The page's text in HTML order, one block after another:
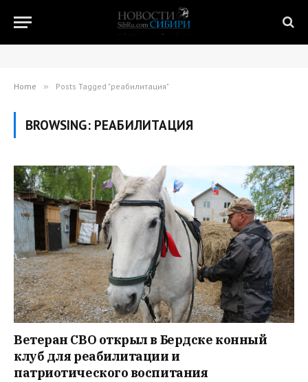
Home » Posts Tagged "реабилитация"
BROWSING: РЕАБИЛИТАЦИЯ
Ветеран СВО открыл в Бердске конный
клуб для реабилитации и
патриотического воспитания